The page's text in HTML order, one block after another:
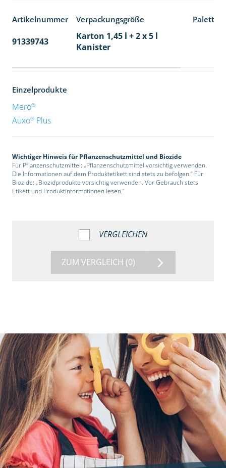
Artikelnummer Verpackungsgröße
91339743
Karton 1,45 l + 2 x 5 l
Kanister
Einzelprodukte
Mero®
Auxo®Plus
Wichtiger Hinweis für Pflanzenschutzmittel und Biozide
Für Pflanzenschutzmittel: „Pflanzenschutzmittel vorsichtig verwenden.
Die Informationen auf dem Produktetikett sind stets zu befolgen.“ Für
Biozide: „Biozidprodukte vorsichtig verwenden. Vor Gebrauch stets
Etikett und Produktinformationen lesen.“
VERGLEICHEN
ZUM VERGLEICH (0)